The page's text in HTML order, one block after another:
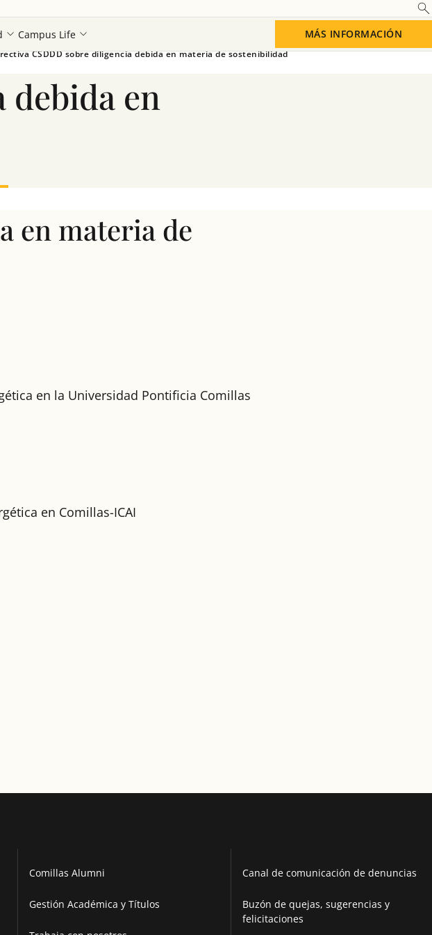
Campus Life MÁS INFORMACIÓN
CSDDD sobre diligencia debida en materia de sostenibilidad
en
en materia de
en la Universidad Pontificia Comillas
en Comillas-ICAI
Comillas Alumni
Gestión Académica y Títulos
Canal de comunicación de denuncias
Buzón de quejas, sugerencias y
felicitaciones